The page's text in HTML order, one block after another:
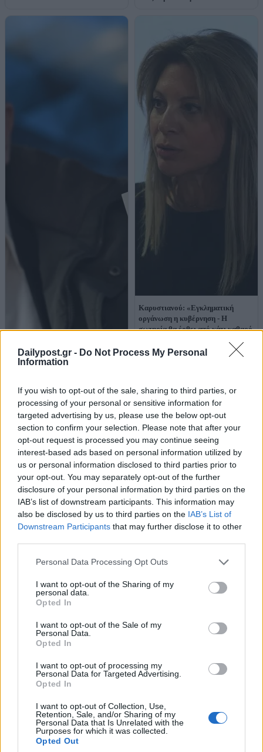
Dailypost.gr - Do Not Process My Personal
Information
If you wish to opt-out of the sale, sharing to third parties, or
processing of your personal or sensitive information for
targeted advertising by us, please use the below opt-out
section to confirm your selection. Please note that after your
opt-out request is processed you may continue seeing
interest-based ads based on personal information utilized by
us or personal information disclosed to third parties prior to
your opt-out. You may separately opt-out of the further
disclosure of your personal information by third parties on the
IAB’s list of downstream participants. This information may
also be disclosed by us to third parties on the IAB’s List of
Downstream Participants that may further disclose it to other
Personal Data Processing Opt Outs
I want to opt-out of the Sharing of my
personal data.
Opted In
I want to opt-out of the Sale of my
Personal Data.
Opted In
I want to opt-out of processing my
Personal Data for Targeted Advertising.
Opted In
I want to opt-out of Collection, Use,
Retention, Sale, and/or Sharing of my
Personal Data that Is Unrelated with the
Purposes for which it was collected.
Opted Out
Παπαγγελής, πατέρας θύματος
στη Βουλή για να ξετρυπώσει τον
Καραμανλή»
Καρυστιανού: «Εγκληματική
οργάνωση η κυβέρνηση - Η
σωτηρία θα έρθει από κάτι καθαρό,